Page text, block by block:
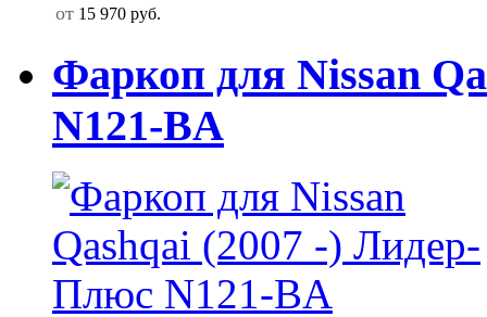
от 15 970 руб.
Фаркоп для Nissan
N121-BA